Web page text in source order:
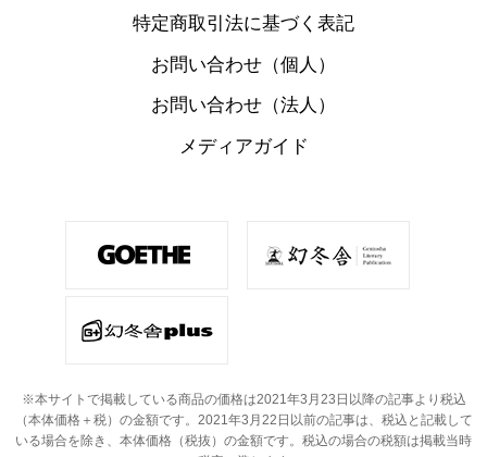
特定商取引法に基づく表記
お問い合わせ（個人）
お問い合わせ（法人）
メディアガイド
※本サイトで掲載している商品の価格は2021年3月23日以降の記事より税込
（本体価格＋税）の金額です。 2021年3月22日以前の記事は、税込と記載して
いる場合を除き、本体価格（税抜）の金額です。 税込の場合の税額は掲載当時